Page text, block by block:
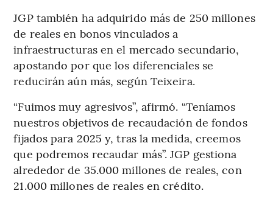
JGP también ha adquirido más de 250 millones
de reales en bonos vinculados a
infraestructuras en el mercado secundario,
apostando por que los diferenciales se
reducirán aún más, según Teixeira.
“Fuimos muy agresivos”, afirmó. “Teníamos
nuestros objetivos de recaudación de fondos
fijados para 2025 y, tras la medida, creemos
que podremos recaudar más”. JGP gestiona
alrededor de 35.000 millones de reales, con
21.000 millones de reales en crédito.